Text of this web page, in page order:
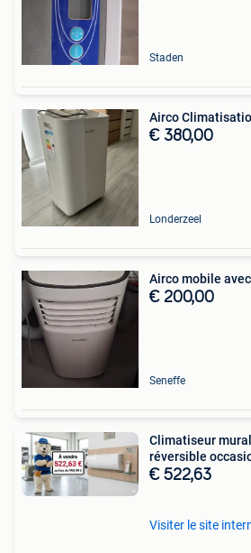
Staden
Airco
€ 380,00
Londerzeel
Airco mobile
€ 200,00
Seneffe
Climatiseur
réversible
€ 522,63
Visiter le site